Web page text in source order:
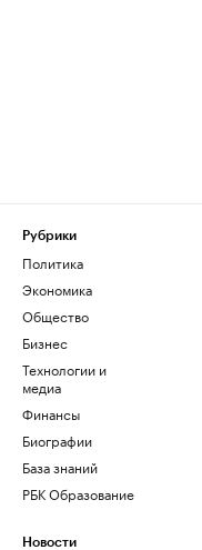
Рубрики
Политика
Экономика
Общество
Бизнес
Технологии и
медиа
Финансы
Биографии
База знаний
РБК Образование
Новости